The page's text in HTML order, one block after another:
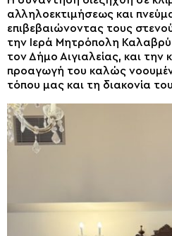
αλληλοεκτιμήσεως και
επιβεβαιώνοντας τους
την Ιερά Μητρόπολη
τον Δήμο Αιγιαλείας, και την
προαγωγή του καλώς
τόπου μας και τη διακονία